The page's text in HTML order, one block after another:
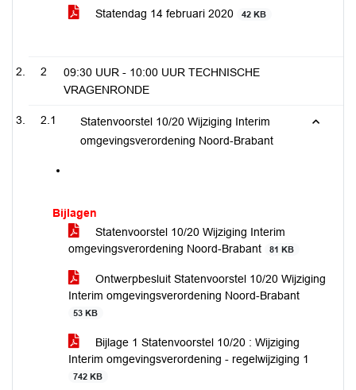
Statendag 14 februari 2020 42 KB
2
09:30 UUR - 10:00 UUR TECHNISCHE
VRAGENRONDE
2.1
Statenvoorstel 10/20 Wijziging Interim
omgevingsverordening Noord-Brabant
Bijlagen
Statenvoorstel 10/20 Wijziging Interim
omgevingsverordening Noord-Brabant
81 KB
Ontwerpbesluit Statenvoorstel 10/20 Wijziging
Interim omgevingsverordening Noord-Brabant
53 KB
Bijlage 1 Statenvoorstel 10/20 : Wijziging
Interim omgevingsverordening - regelwijziging 1
742 KB